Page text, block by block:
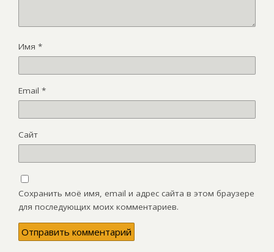
Имя *
Email *
Сайт
Сохранить моё имя, email и адрес сайта в этом браузере
для последующих моих комментариев.